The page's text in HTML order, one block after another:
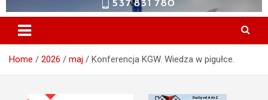
Home 2026 maj Konferencja KGW. Wiedza w pigułce.